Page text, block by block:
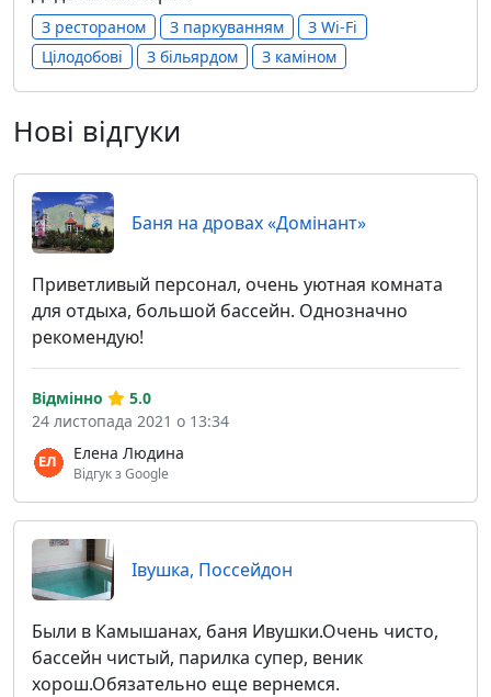
З рестораном З паркуванням
З Wi-Fi
Цілодобові
З більярдом З каміном
Нові відгуки
Баня на дровах «Домiнант»
Приветливый персонал, очень уютная комната
для отдыха, большой бассейн. Однозначно
рекомендую!
Елена Людина
Відгук з Google
Відмінно
5.0
24 листопада 2021 о 13:34
Івушка, Поссейдон
Были в Камышанах, баня Ивушки.Очень чисто,
бассейн чистый, парилка супер, веник
хорош.Обязательно еще вернемся.